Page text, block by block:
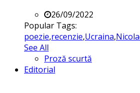
26/09/2022
Popular Tags:
poezie,recenzie,Ucraina,
See All
Proză scurtă
Editorial